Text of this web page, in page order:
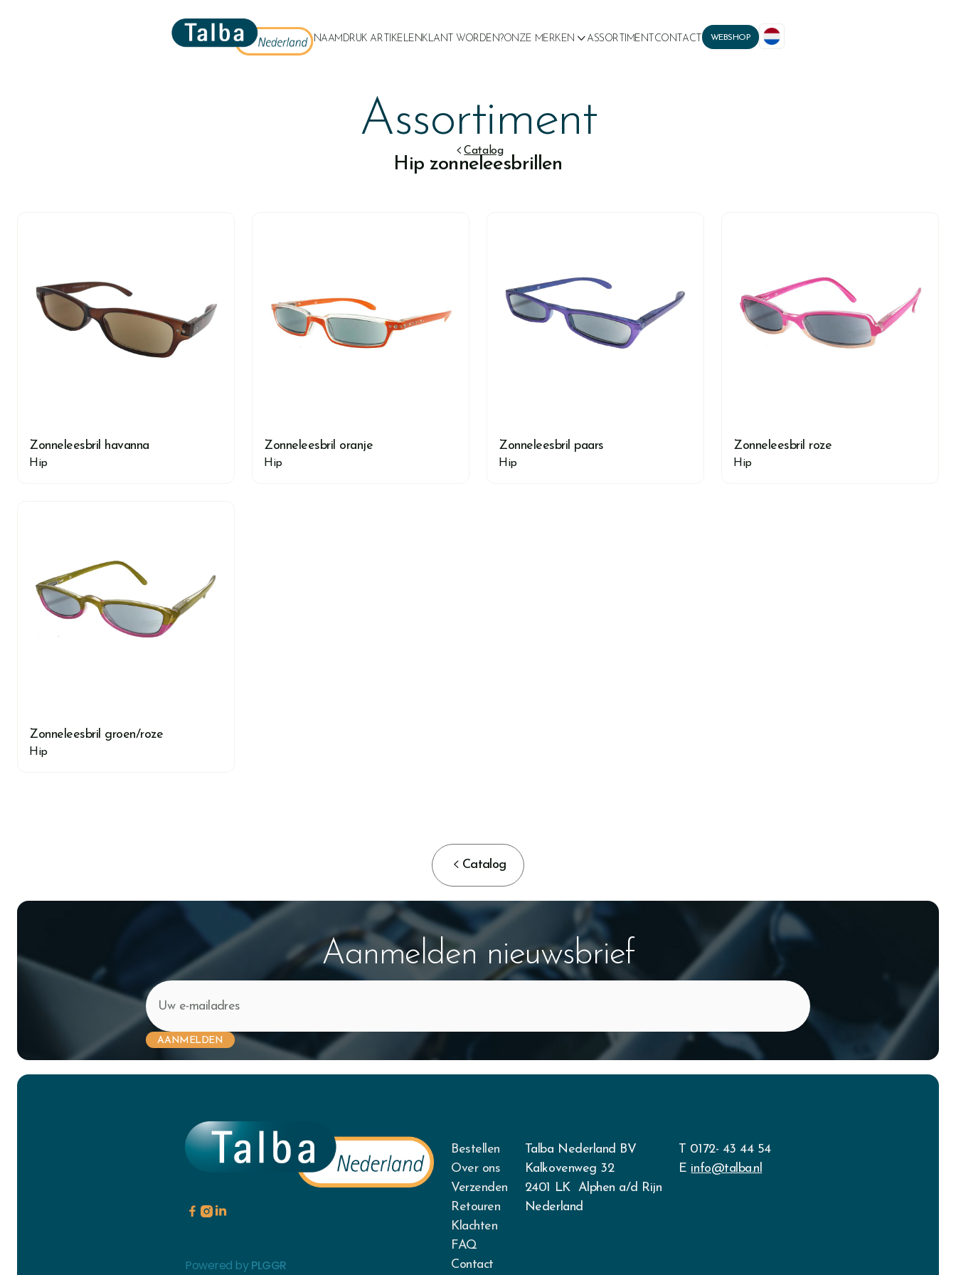
NAAMDRUK ARTIKELENKLANT WORDEN?ONZE MERKEN ASSORTIMENT CONTACT WEBSHOP
Catalog
Assortiment
Hip zonneleesbrillen
Zonneleesbril havanna
Hip
Zonneleesbril oranje
Hip
Zonneleesbril paars
Hip
Zonneleesbril roze
Hip
Zonneleesbril groen/roze
Hip
 Catalog
Aanmelden nieuwsbrief
  
Powered byPLGGR
Bestellen
Over ons
Verzenden
Retouren
Klachten
FAQ
Contact
Talba Nederland BV
Kalkovenweg 32
2401 LK Alphen a/d Rijn
Nederland
T 0172- 43 44 54
E info@talba.nl